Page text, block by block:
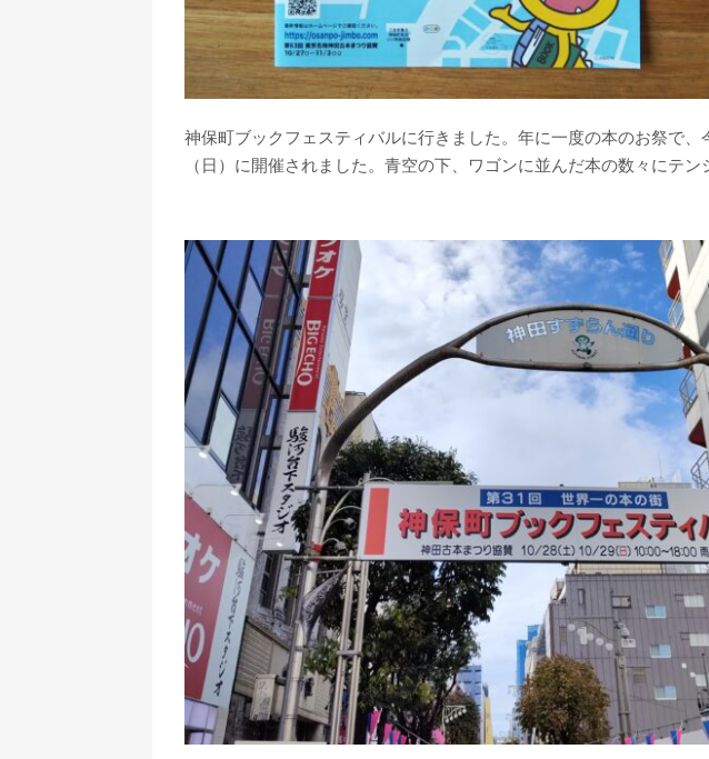
神保町ブックフェスティバルに行きました。年に一度の本のお祭で、
（日）に開催されました。青空の下、ワゴンに並んだ本の数々にテン